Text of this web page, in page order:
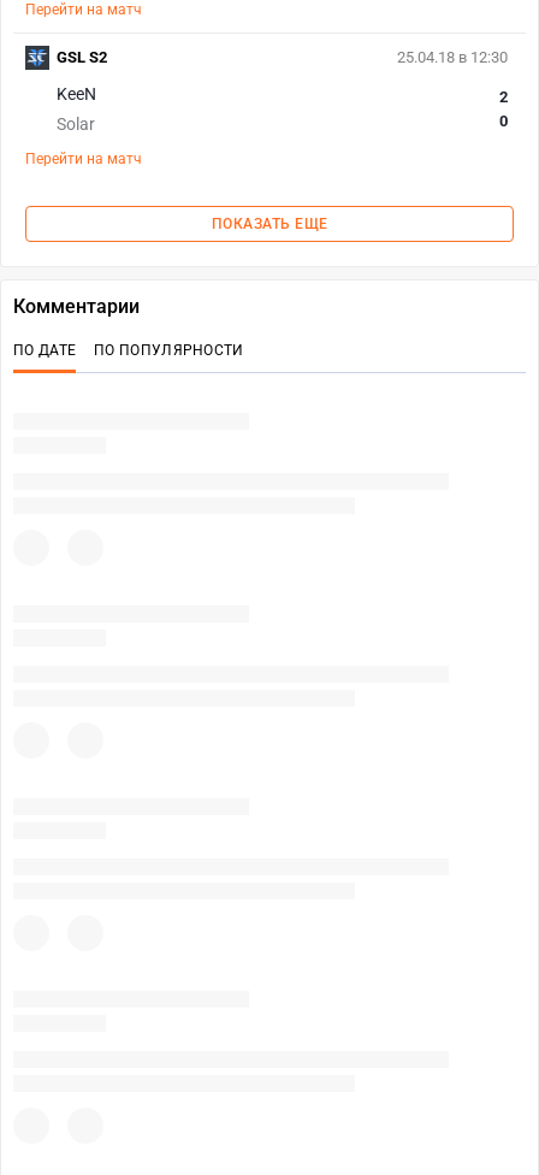
Перейти на матч
25.04.18 в 12:30
KeeN
Solar
2
0
Перейти на матч
GSL S2
ПОКАЗАТЬ ЕЩЕ
Комментарии
ПО ДАТЕ ПО ПОПУЛЯРНОСТИ